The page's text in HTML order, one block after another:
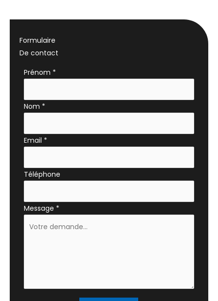
Formulaire
De contact
Formulaire
avec
téléphone
Prénom *
Nom *
Email *
Téléphone
Message *